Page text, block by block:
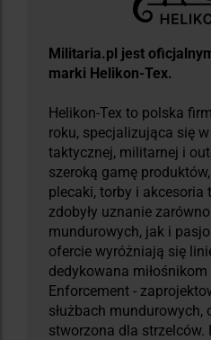
Militaria.pl jest
marki Helikon-Tex.
Helikon-Tex to polska
roku, specjalizująca się
taktycznej, militarnej i
szeroką gamę
plecaki, torby i akcesoria
zdobyły uznanie
mundurowych, jak i
ofercie wyróżniają się
dedykowana
Enforcement -
służbach mundurowych,
stworzona dla strzelców.